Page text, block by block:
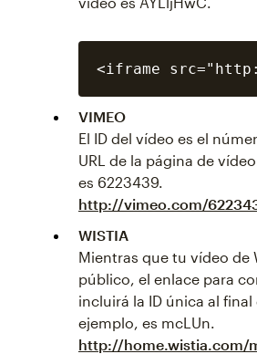
VIMEO
El ID del vídeo es el
URL de la página de
es 6223439.
http://vimeo.com/
WISTIA
Mientras que tu vídeo de
público, el enlace para
incluirá la ID única al final
ejemplo, es mcLUn.
http://home.wistia.com/